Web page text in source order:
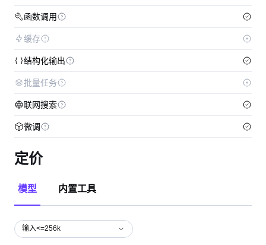
函数调用
缓存
结构化输出
批量任务
联网搜索
微调
定价
模型 内置工具
输入<=256k